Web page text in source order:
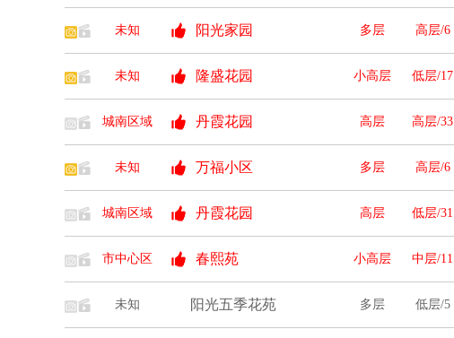
未知 阳光家园 多层 高层/6
未知 隆盛花园 小高层 低层/17
城南区域 丹霞花园 高层 高层/33
未知 万福小区 多层 高层/6
城南区域 丹霞花园 高层 低层/31
市中心区 春熙苑 小高层 中层/11
未知 阳光五季花苑 多层 低层/5